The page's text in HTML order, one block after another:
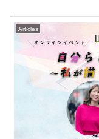
Articles